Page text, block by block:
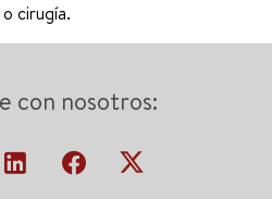
cirugía.
con nosotros: